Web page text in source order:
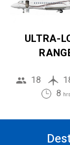
ULTRA-
18
8 hrs